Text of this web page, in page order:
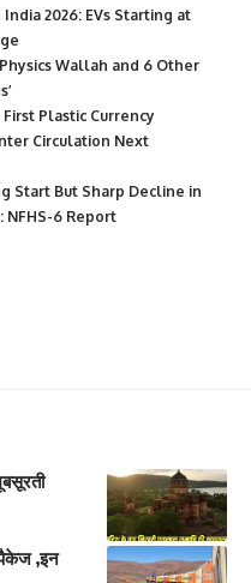
2026: EVs Starting at
Wallah and 6 Other
Plastic Currency
Circulation Next
Start But Sharp Decline in
NFHS-6 Report
पैकेज ,इन